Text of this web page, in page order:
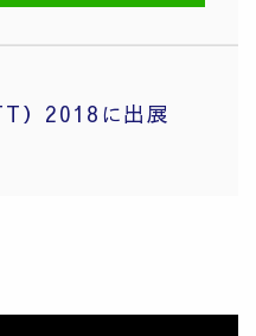
）2018に出展